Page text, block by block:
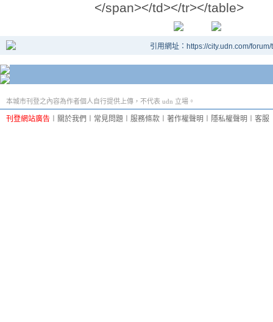
</span></td></tr></table>
引用網址：https://city.udn.com/
本城市刊登之內容為作者個人自行提供上傳，不代表 udn 立場。
刊登網站廣告 關於我們 常見問題 服務條款 著作權聲明 隱私權聲明 客服